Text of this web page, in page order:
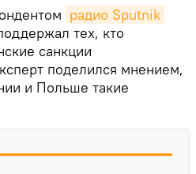
радио Sputnik
тех, кто
санкции
поделился мнением,
и Польше такие